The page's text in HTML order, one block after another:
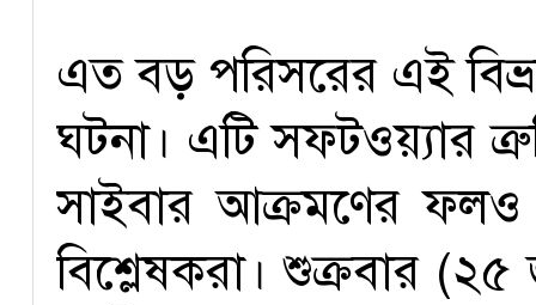
এত বড় পরিসরের এই
ঘটনা। এটি সফটওয়্যার
সাইবার আক্রমণের ফলও
বিশ্লেষকরা। শুক্রবার